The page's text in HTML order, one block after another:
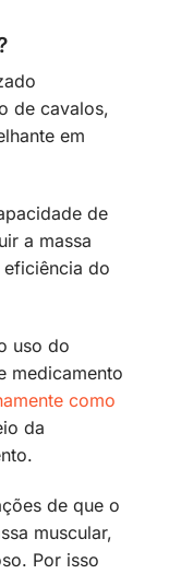
de cavalos,
em
de
a massa
do
uso do
medicamento
como
da
de que o
muscular,
Por isso